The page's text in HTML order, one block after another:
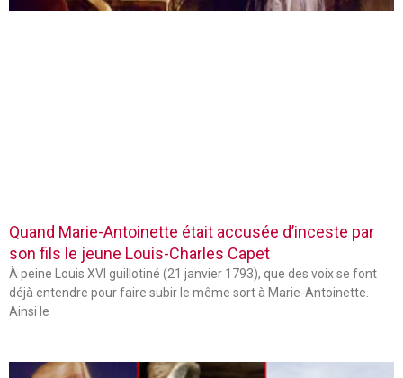
Quand Marie-Antoinette était accusée d’inceste par
son fils le jeune Louis-Charles Capet
À peine Louis XVI guillotiné (21 janvier 1793), que des voix se font
déjà entendre pour faire subir le même sort à Marie-Antoinette.
Ainsi le